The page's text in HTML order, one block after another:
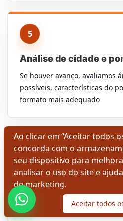
5
Análise de cidade e
Se houver avanço, avaliamos
possíveis, características do
formato mais adequado
6
Próximas etapas
Com perfil e projeto claros, a
condições, documentos e
Ao clicar em “Aceitar todos
concorda com o
seu dispositivo para
analisar o uso do site e
de marketing.
Aceitar todos